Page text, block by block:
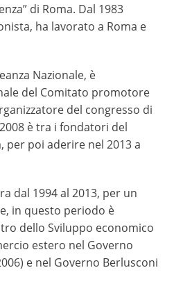
di Roma. Dal 1983
ha lavorato a Roma e
Nazionale, è
del Comitato promotore
del congresso di
è tra i fondatori del
per poi aderire nel 2013 a
dal 1994 al 2013, per un
in questo periodo è
dello Sviluppo economico
estero nel Governo
e nel Governo Berlusconi